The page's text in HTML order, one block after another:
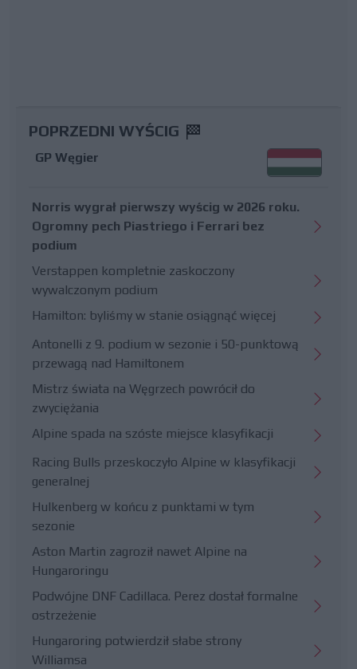
POPRZEDNI WYŚCIG
GP Węgier
Norris wygrał pierwszy wyścig w 2026 roku.
Ogromny pech Piastriego i Ferrari bez
podium
Verstappen kompletnie zaskoczony
wywalczonym podium
Hamilton: byliśmy w stanie osiągnąć więcej
Antonelli z 9. podium w sezonie i 50-punktową
przewagą nad Hamiltonem
Mistrz świata na Węgrzech powrócił do
zwyciężania
Alpine spada na szóste miejsce klasyfikacji
Racing Bulls przeskoczyło Alpine w klasyfikacji
generalnej
Hulkenberg w końcu z punktami w tym
sezonie
Aston Martin zagroził nawet Alpine na
Hungaroringu
Podwójne DNF Cadillaca. Perez dostał formalne
ostrzeżenie
Hungaroring potwierdził słabe strony
Williamsa